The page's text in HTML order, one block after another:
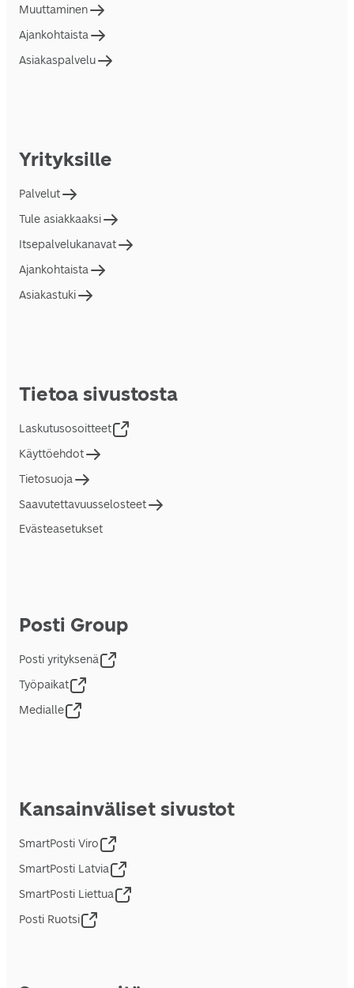
Muuttaminen
Ajankohtaista
Asiakaspalvelu
Yrityksille
Palvelut
Tule asiakkaaksi
Itsepalvelukanavat
Ajankohtaista
Asiakastuki
Tietoa sivustosta
Laskutusosoitteet
Käyttöehdot
Tietosuoja
Saavutettavuusselosteet
Evästeasetukset
Posti Group
Posti yrityksenä
Työpaikat
Medialle
Kansainväliset sivustot
SmartPosti Viro
SmartPosti Latvia
SmartPosti Liettua
Posti Ruotsi